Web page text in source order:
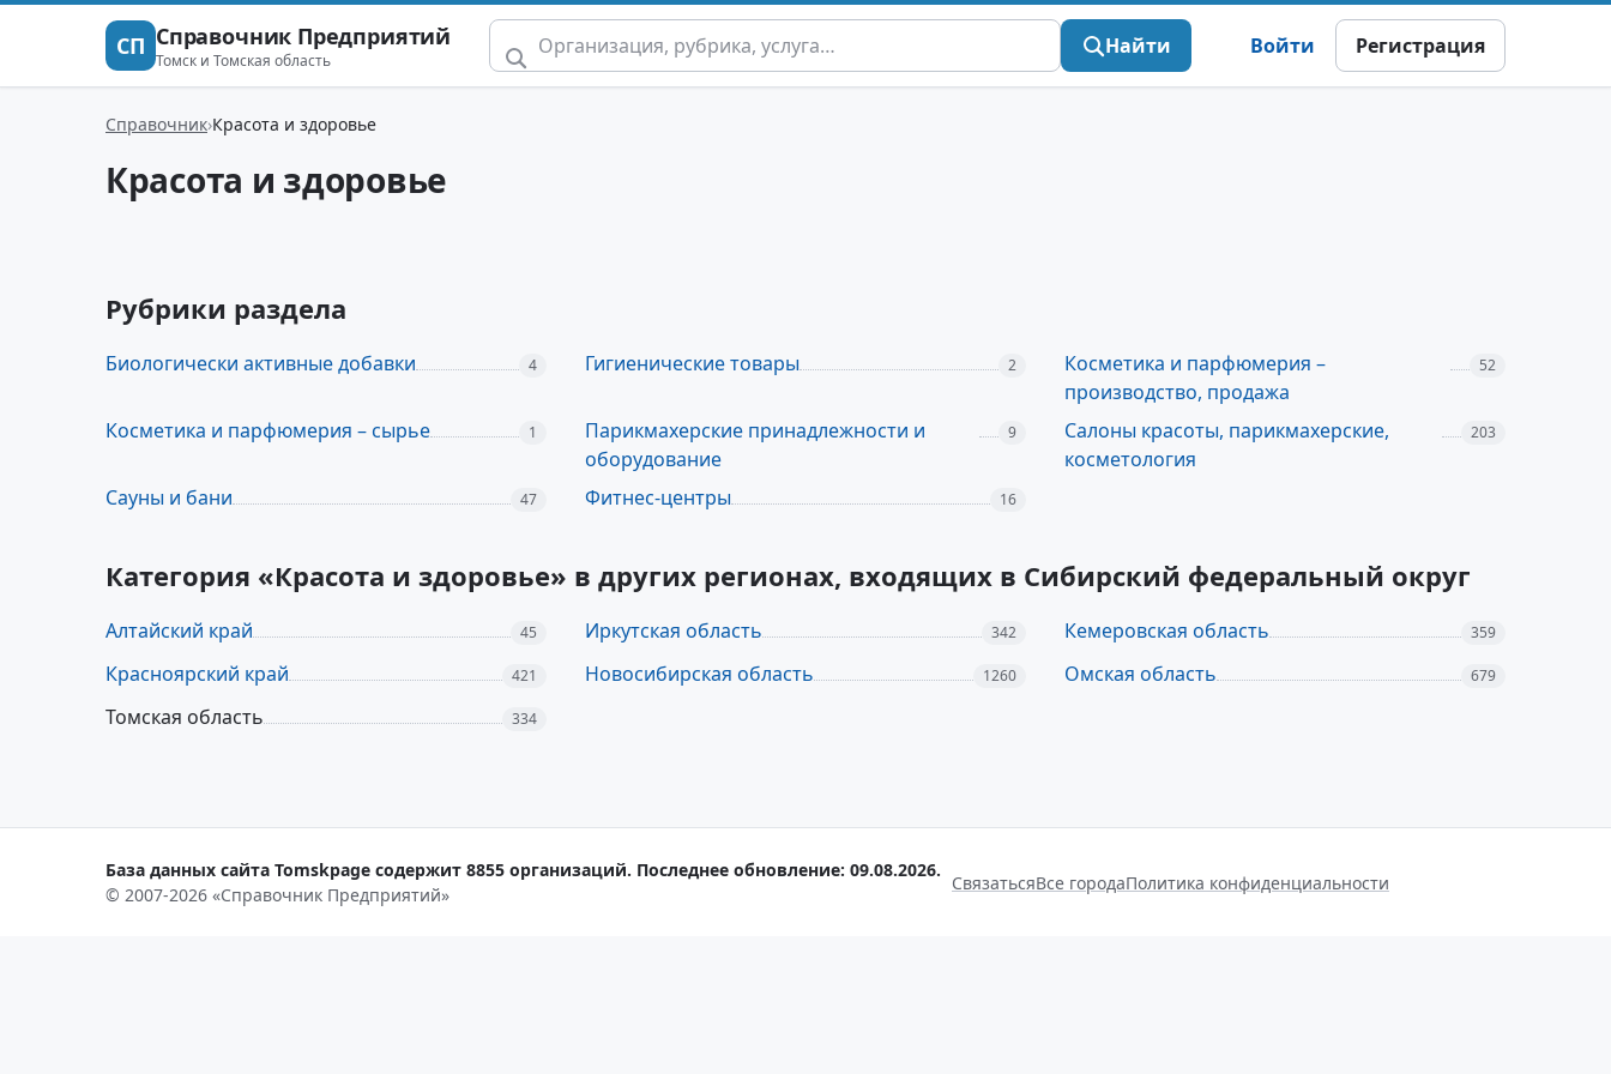
СП Справочник Предприятий
Томск и Томская область
Найти Войти Регистрация
Справочник Красота и здоровье
Красота и здоровье
Рубрики раздела
Биологически активные добавки 4 Гигиенические товары 2
Косметика и парфюмерия –
производство, продажа
52
Косметика и парфюмерия – сырье 1
Парикмахерские принадлежности и
оборудование
9
Салоны красоты, парикмахерские,
косметология
203
Сауны и бани 47 Фитнес-центры 16
Категория «Красота и здоровье» в других регионах, входящих в Сибирский федеральный округ
Алтайский край 45 Иркутская область 342 Кемеровская область 359
Красноярский край 421 Новосибирская область 1260 Омская область 679
Томская область 334
База данных сайта Tomskpage содержит 8855 организаций. Последнее обновление: 09.08.2026.
© 2007-2026 «Справочник Предприятий»
СвязатьсяВсе городаПолитика конфиденциальности